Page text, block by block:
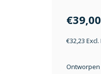
€39,00
€32,23 Excl.